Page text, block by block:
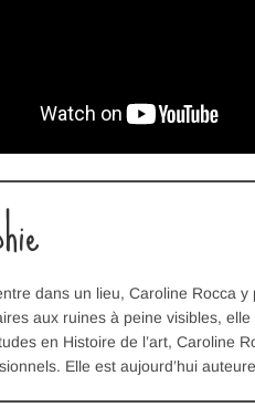
dans un lieu, Caroline Rocca
aux ruines à peine visibles,
en Histoire de l’art, Caroline
Elle est aujourd’hui